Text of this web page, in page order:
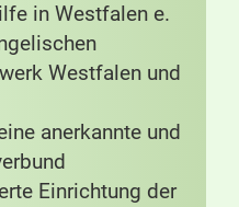
in Westfalen e.
Westfalen und
anerkannte und
Einrichtung der